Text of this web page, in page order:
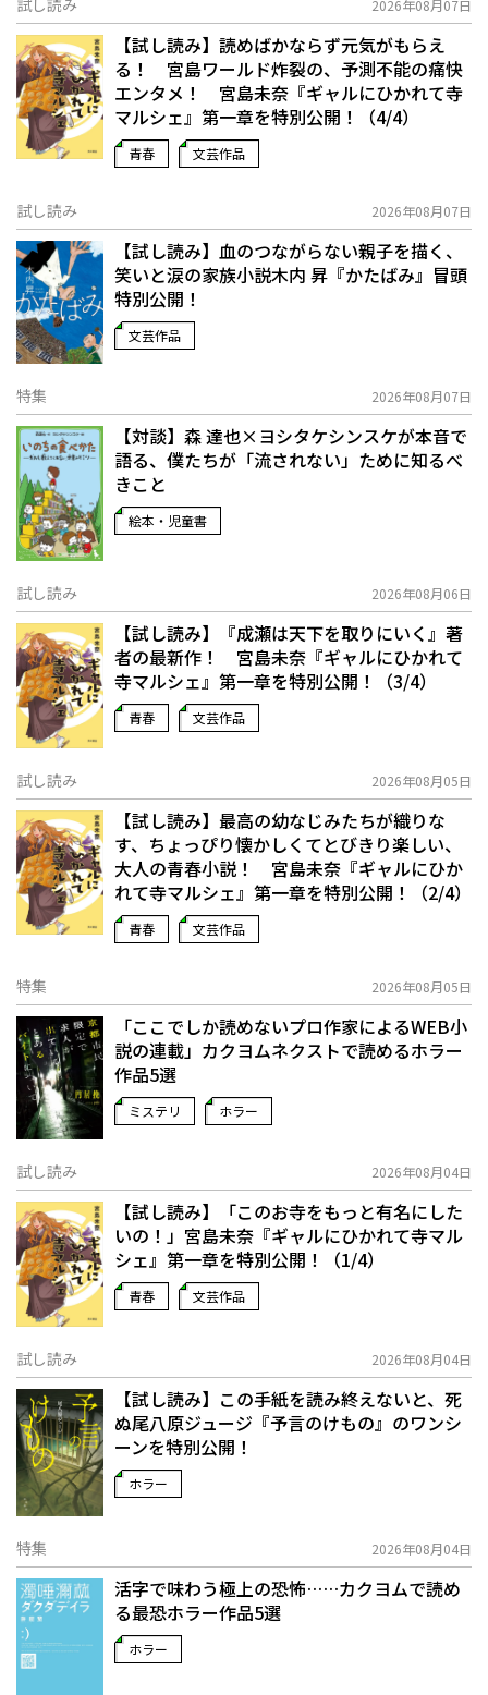
2026年08月07日
【試し読み】読めばかならず元気がもらえ
る！ 宮島ワールド炸裂の、予測不能の痛快
エンタメ！ 宮島未奈『ギャルにひかれて寺
マルシェ』第一章を特別公開！（4/4）
青春 文芸作品
試し読み 2026年08月07日
【試し読み】血のつながらない親子を描く、
笑いと涙の家族小説――木内 昇『かたばみ』冒頭
特別公開！
文芸作品
特集 2026年08月07日
【対談】森 達也×ヨシタケシンスケが本音で
語る、僕たちが「流されない」ために知るべ
きこと
絵本・児童書
試し読み 2026年08月06日
【試し読み】『成瀬は天下を取りにいく』著
者の最新作！ 宮島未奈『ギャルにひかれて
寺マルシェ』第一章を特別公開！（3/4）
青春 文芸作品
試し読み 2026年08月05日
【試し読み】最高の幼なじみたちが織りな
す、ちょっぴり懐かしくてとびきり楽しい、
大人の青春小説！ 宮島未奈『ギャルにひか
れて寺マルシェ』第一章を特別公開！（2/4）
青春 文芸作品
特集 2026年08月05日
「ここでしか読めないプロ作家によるWEB小
説の連載」――カクヨムネクストで読めるホラー
作品5選
ミステリ ホラー
試し読み 2026年08月04日
【試し読み】「このお寺をもっと有名にした
いの！」宮島未奈『ギャルにひかれて寺マル
シェ』第一章を特別公開！（1/4）
青春 文芸作品
試し読み 2026年08月04日
【試し読み】この手紙を読み終えないと、死
ぬ――尾八原ジュージ『予言のけもの』のワンシ
ーンを特別公開！
ホラー
特集 2026年08月04日
活字で味わう極上の恐怖……カクヨムで読め
る最恐ホラー作品5選
ホラー